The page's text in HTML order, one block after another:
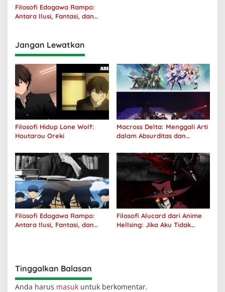
Filosofi Edogawa Rampo:
Antara Ilusi, Fantasi, dan
Jangan Lewatkan
Filosofi Hidup Lone Wolf:
Houtarou Oreki
Macross Delta: Menggali Arti
dalam Absurditas dan
Filosofi Edogawa Rampo:
Antara Ilusi, Fantasi, dan
Filosofi Alucard dari Anime
Hellsing: Jika Aku Tidak
Tinggalkan Balasan
Anda harus masuk untuk berkomentar.